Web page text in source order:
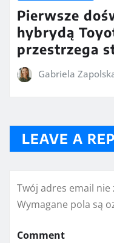
Pierwsze
hybrydą
przestrzega
Gabriela
LEAVE A
Twój adres email
Wymagane pola są
Comment